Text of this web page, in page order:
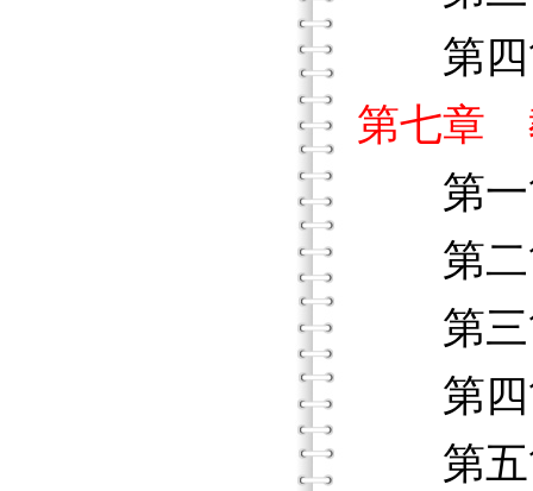
第四
第七章
第一
第二
第三
第四
第五